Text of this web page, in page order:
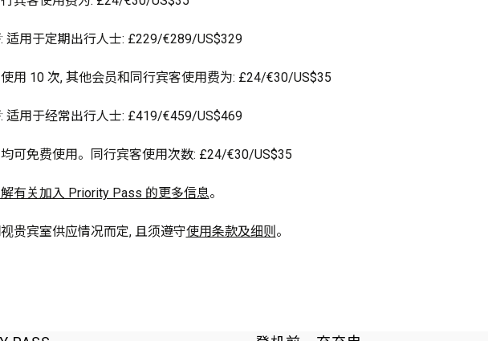
: 适用于定期出行人士: £229/€289/US$329
用 10 次, 其他会员和同行宾客使用费为: £24/€30/US$35
: 适用于经常出行人士: £419/€459/US$469
可免费使用。同行宾客使用次数: £24/€30/US$35
有关加入 Priority Pass 的更多信息。
贵宾室供应情况而定, 且须遵守使用条款及细则 。